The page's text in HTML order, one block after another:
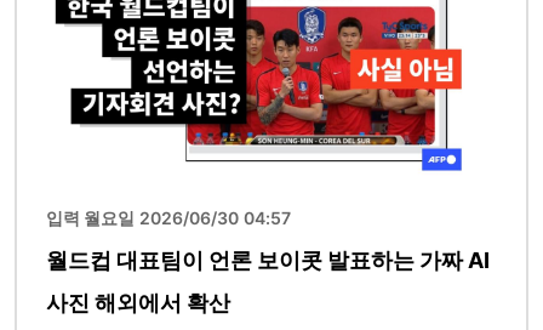
입력 월요일 2026/06/30 04:57
월드컵 대표팀이 언론 보이콧 발표하는 가짜 AI
사진 해외에서 확산